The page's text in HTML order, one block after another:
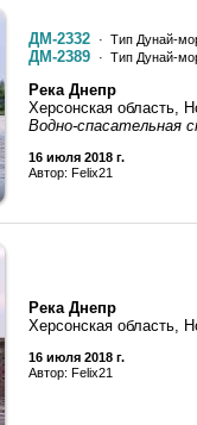
ДМ-2332 · Тип Дунай-
ДМ-2389 · Тип Дунай-
Река Днепр
Херсонская область,
Водно-спасательная
16 июля 2018 г.
Автор: Felix21
Река Днепр
Херсонская область,
16 июля 2018 г.
Автор: Felix21